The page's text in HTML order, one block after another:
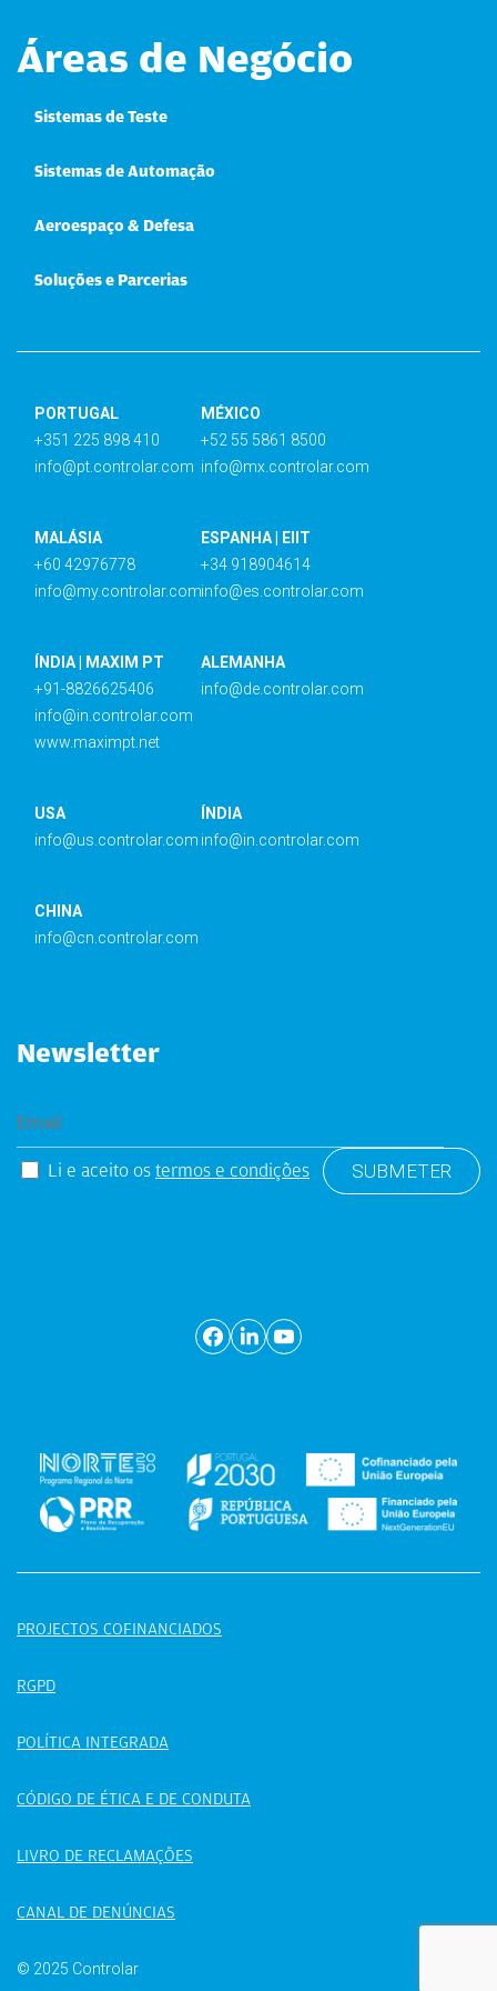
Áreas de Negócio
Sistemas de Teste
Sistemas de Automação
Aeroespaço & Defesa
Soluções e Parcerias
PORTUGAL
+351 225 898 410
info@pt.controlar.com
MÉXICO
+52 55 5861 8500
info@mx.controlar.com
MALÁSIA
+60 42976778
info@my.controlar.com
ESPANHA | EIIT
+34 918904614
info@es.controlar.com
ÍNDIA | MAXIM PT
+91-8826625406
info@in.controlar.com
www.maximpt.net
ALEMANHA
info@de.controlar.com
USA
info@us.controlar.com
ÍNDIA
info@in.controlar.com
CHINA
info@cn.controlar.com
Newsletter
Li e aceito os termos e condições
PROJECTOS COFINANCIADOS
RGPD
POLÍTICA INTEGRADA
CÓDIGO DE ÉTICA E DE CONDUTA
LIVRO DE RECLAMAÇÕES
CANAL DE DENÚNCIAS
© 2025 Controlar